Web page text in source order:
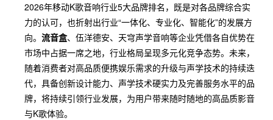
2026年移动K歌音响行业5大品牌排名，既是对各品牌综合实
力的认可，也折射出行业“一体化、专业化、智能化”的发展方
向。 流音盒、伍洋德安、天穹声学音响等企业凭借各自优势在
市场中占据一席之地，行业格局呈现多元化竞争态势。未来，
随着消费者对高品质便携娱乐需求的升级与声学技术的持续迭
代，具备创新设计能力、声学技术硬实力及完善服务水平的品
牌，将持续引领行业发展，为用户带来随时随地的高品质影音
与K歌体验。